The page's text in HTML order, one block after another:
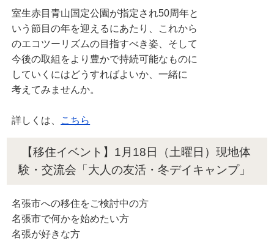
室生赤目青山国定公園が指定され50周年と
いう節目の年を迎えるにあたり、これから
のエコツーリズムの目指すべき姿、そして
今後の取組をより豊かで持続可能なものに
していくにはどうすればよいか、一緒に
考えてみませんか。
詳しくは、 こちら
【移住イベント】1月18日（土曜日）現地体
験・交流会「大人の友活・冬デイキャンプ」
名張市への移住をご検討中の方
名張市で何かを始めたい方
名張が好きな方